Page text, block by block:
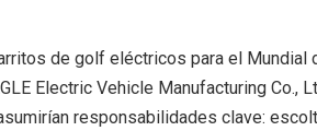
de golf eléctricos para el
Electric Vehicle Manufacturing Co.,
responsabilidades clave: